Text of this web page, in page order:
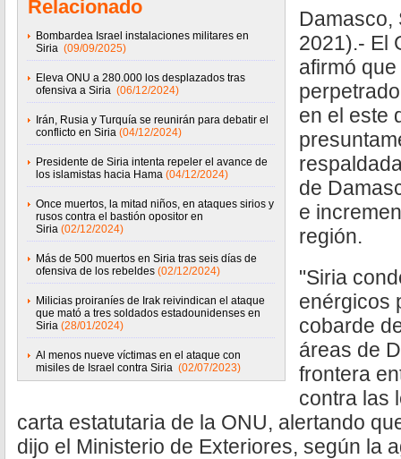
Relacionado
Bombardea Israel instalaciones militares en
Siria (09/09/2025)
Eleva ONU a 280.000 los desplazados tras
ofensiva a Siria (06/12/2024)
Irán, Rusia y Turquía se reunirán para debatir el
conflicto en Siria (04/12/2024)
Presidente de Siria intenta repeler el avance de
los islamistas hacia Hama (04/12/2024)
Once muertos, la mitad niños, en ataques sirios y
rusos contra el bastión opositor en
Siria (02/12/2024)
Más de 500 muertos en Siria tras seis días de
ofensiva de los rebeldes (02/12/2024)
Milicias proiraníes de Irak reivindican el ataque
que mató a tres soldados estadounidenses en
Siria (28/01/2024)
Al menos nueve víctimas en el ataque con
misiles de Israel contra Siria (02/07/2023)
Damasco,
2021).- El
afirmó
en el este
de
e
región.
"Siria
enérgicos
cobarde
áreas de
frontera
contra las
carta estatutaria de la ONU, alertando
dijo el Ministerio de Exteriores, según la